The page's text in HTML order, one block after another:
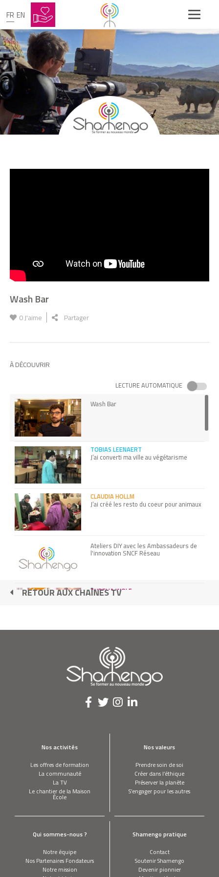
FR EN
Wash Bar
0J'aime Partager
À DÉCOUVRIR
LECTURE AUTOMATIQUE
Wash Bar
TOBIAS LEENAERT
J’ai converti ma ville au végétarisme
CLAUDIA HOLLM
J’ai créé les resto du coeur pour animaux
Ateliers DIY avec les Ambassadeurs de
l'innovation SNCF Réseau
AURELIA WOLF
J’ai créé une machine open source pour
Je suis un guerillero du jardinage
SHAKTIMAT OM MOKSHANANDA
ALEXANDRA NEYROUD
donné, en récupérant à domicile vos
TONY MELOTO - PORTRAIT 26 MN
Tony Meloto - Portrait 26 mn
J’ai créé un textile anti-éboulement
RETOUR AUX CHAÎNES TV
Nos activités
Les offres de formation
La communauté
La TV
Le chantier de la Maison
École
Nos valeurs
Prendre soin de soi
Créer dans l’éthique
Préserver la planète
S’engager pour les autres
Qui sommes-nous ?
Notre équipe
Nos Partenaires Fondateurs
Notre mission
Shamengo pratique
Contact
Soutenir Shamengo
Devenir pionnier